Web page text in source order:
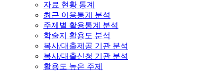
자료 현황 통계
최근 이용통계 분석
주제별 활용통계 분석
학술지 활용도 분석
복사/대출제공 기관 분석
복사/대출신청 기관 분석
활용도 높은 주제